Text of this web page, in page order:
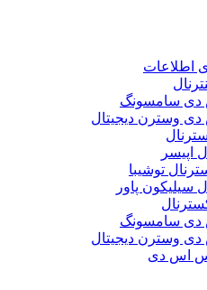
اطلاعات
دی سامسونگ
وسترن دیجیتال
اپیسر
توشیبا
سیلیکون پاور
دی سامسونگ
وسترن دیجیتال
اس اس دی